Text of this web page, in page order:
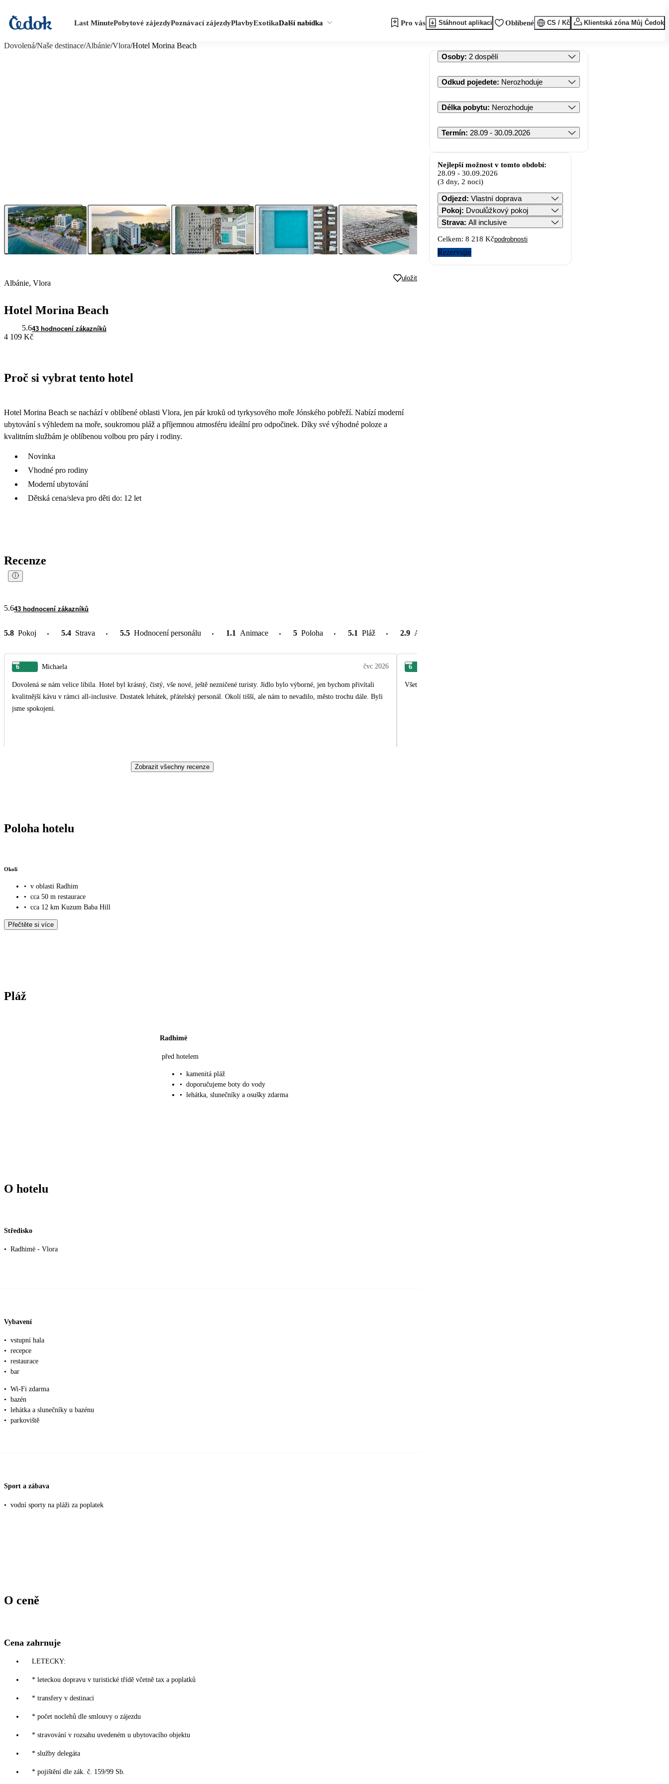
Last MinutePobytové zájezdyPoznávací zájezdyPlavbyExotikaDalší nabídka Pro vás Stáhnout aplikaci Oblíbené CS / Kč Klientská zóna Můj Čedok
Dovolená/Naše destinace/Albánie/Vlora/Hotel Morina Beach
Albánie, Vlora
uložit
Hotel Morina Beach
5.643 hodnocení zákazníků
4 109 Kč
Proč si vybrat tento hotel
Hotel Morina Beach se nachází v oblíbené oblasti Vlora, jen pár kroků od tyrkysového moře Jónského pobřeží. Nabízí moderní
ubytování s výhledem na moře, soukromou pláž a příjemnou atmosféru ideální pro odpočinek. Díky své výhodné poloze a
kvalitním službám je oblíbenou volbou pro páry i rodiny.
Novinka
Vhodné pro rodiny
Moderní ubytování
Dětská cena/sleva pro děti do: 12 let
Recenze
5.643 hodnocení zákazníků
5.8 Pokoj 5.4 Strava 5.5 Hodnocení personálu 1.1 Animace 5 Poloha 5.1 Pláž 2.9 Atrakce v okolí
6 Michaela čvc 2026
Dovolená se nám velice líbila. Hotel byl krásný, čistý, vše nové, ještě nezničené turisty. Jídlo bylo výborné, jen bychom přivítali
kvalitnější kávu v rámci all-inclusive. Dostatek lehátek, přátelský personál. Okolí tišší, ale nám to nevadilo, město trochu dále. Byli
jsme spokojeni.
6
Všetko super až na podpriemerne jedlo.
Zobrazit všechny recenze
Poloha hotelu
Okolí
• v oblasti Radhim
• cca 50 m restaurace
• cca 12 km Kuzum Baba Hill
Přečtěte si více
Pláž
Radhimë
před hotelem
• kamenitá pláž
• doporučujeme boty do vody
• lehátka, slunečníky a osušky zdarma
O hotelu
Středisko
• Radhimë - Vlora
Vybavení
• vstupní hala
• recepce
• restaurace
• bar
• Wi-Fi zdarma
• bazén
• lehátka a slunečníky u bazénu
• parkoviště
Sport a zábava
• vodní sporty na pláži za poplatek
O ceně
Cena zahrnuje
LETECKY:
* leteckou dopravu v turistické třídě včetně tax a poplatků
* transfery v destinaci
* počet noclehů dle smlouvy o zájezdu
* stravování v rozsahu uvedeném u ubytovacího objektu
* služby delegáta
* pojištění dle zák. č. 159/99 Sb.
Osoby: 2 dospělí
Odkud pojedete: Nerozhoduje
Délka pobytu: Nerozhoduje
Termín: 28.09 - 30.09.2026
Nejlepší možnost v tomto období:
28.09 - 30.09.2026
(3 dny, 2 noci)
Odjezd: Vlastní doprava
Pokoj: Dvoulůžkový pokoj
Strava: All inclusive
Celkem: 8 218 Kčpodrobnosti
Rezervujte